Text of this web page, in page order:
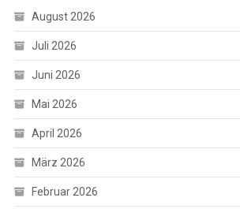
August 2026
Juli 2026
Juni 2026
Mai 2026
April 2026
März 2026
Februar 2026